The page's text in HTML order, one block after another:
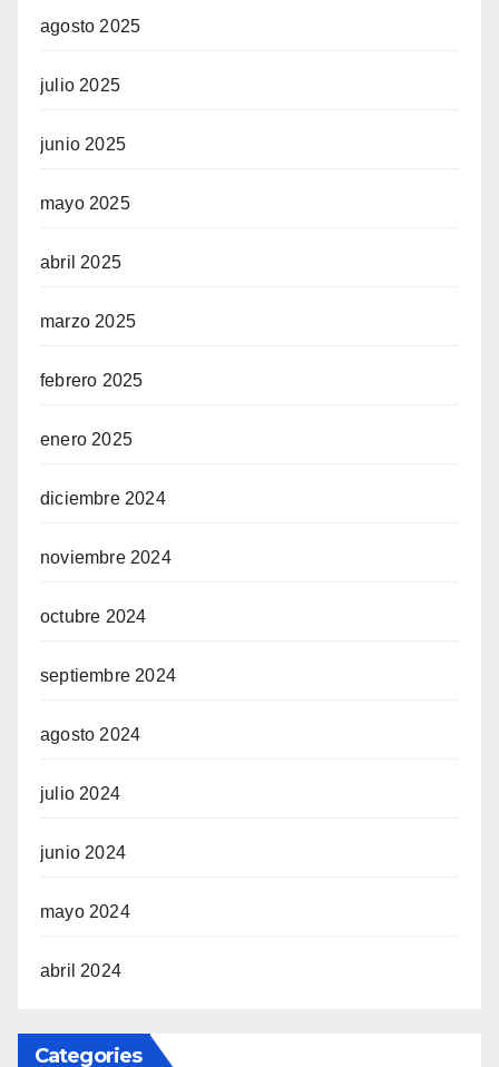
agosto 2025
julio 2025
junio 2025
mayo 2025
abril 2025
marzo 2025
febrero 2025
enero 2025
diciembre 2024
noviembre 2024
octubre 2024
septiembre 2024
agosto 2024
julio 2024
junio 2024
mayo 2024
abril 2024
Categories